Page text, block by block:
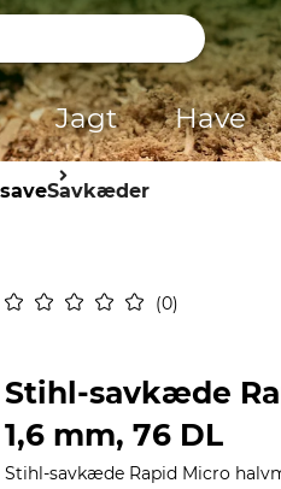
Jagt Have
Savkæder
0
Stihl-savkæde
1,6 mm, 76 DL
Stihl-savkæde Rapid Micro